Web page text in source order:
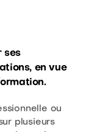
ses
en vue
ou
plusieurs